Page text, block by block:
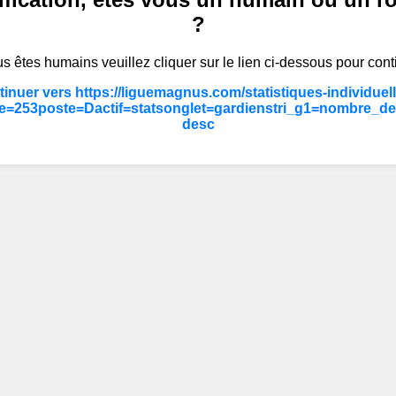
?
êtes humains veuillez cliquer sur le lien ci-dessous pour
vers https://liguemagnus.com/statistiques-
desc